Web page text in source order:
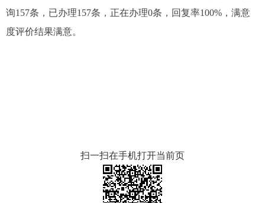
询157条，已办理157条，正在办理0条，回复率100%，满意
度评价结果满意。
扫一扫在手机打开当前页